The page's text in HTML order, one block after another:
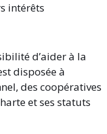
intérêts
d’aider à la
disposée à
des coopératives
et ses statuts